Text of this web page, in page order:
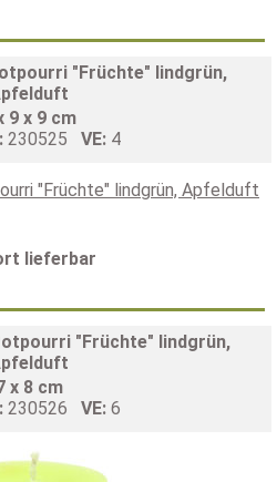
"Früchte" lindgrün,
9 x 9 cm
230525 VE: 4
lieferbar
"Früchte" lindgrün,
x 8 cm
230526 VE: 6